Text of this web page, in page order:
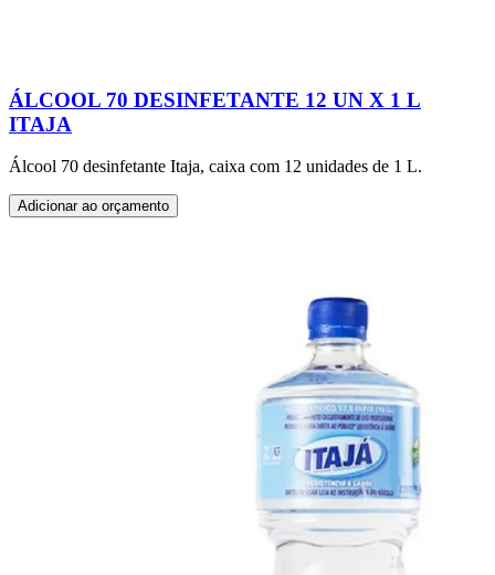
ÁLCOOL 70 DESINFETANTE 12 UN X 1 L
ITAJA
Álcool 70 desinfetante Itaja, caixa com 12 unidades de 1 L.
Adicionar ao orçamento